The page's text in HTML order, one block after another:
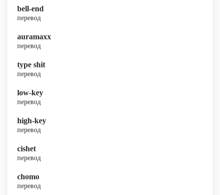
bell-end
перевод
auramaxx
перевод
type shit
перевод
low-key
перевод
high-key
перевод
cishet
перевод
chomo
перевод